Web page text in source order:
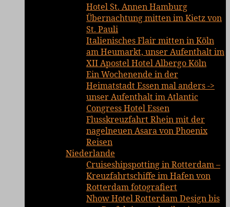
Hotel St. Annen Hamburg
Übernachtung mitten im Kietz von
St. Pauli
Italienisches Flair mitten in Köln
am Heumarkt, unser Aufenthalt im
XII Apostel Hotel Albergo Köln
Ein Wochenende in der
Heimatstadt Essen mal anders ->
unser Aufenthalt im Atlantic
Congress Hotel Essen
Flusskreuzfahrt Rhein mit der
nagelneuen Asara von Phoenix
Reisen
Niederlande
Cruiseshipspotting in Rotterdam –
Kreuzfahrtschiffe im Hafen von
Rotterdam fotografiert
Nhow Hotel Rotterdam Design bis